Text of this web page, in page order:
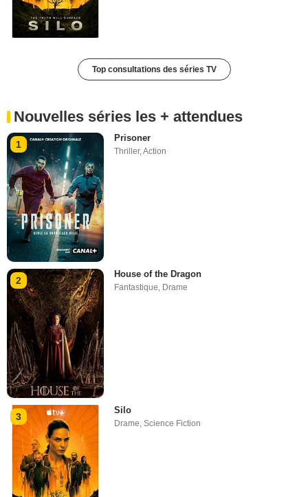
Top consultations des séries TV
Nouvelles séries les + attendues
1
Prisoner
Thriller,Action
2
House of the Dragon
Fantastique, Drame
3
Silo
Drame,Science Fiction